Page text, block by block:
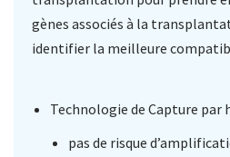
gènes associés à la
identifier la meilleure
Technologie de Capture par
pas de risque